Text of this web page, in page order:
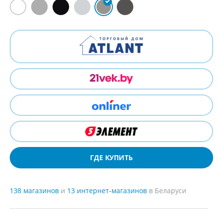
ГДЕ КУПИТЬ
138 магазинов и 13 интернет-магазинов в Беларуси